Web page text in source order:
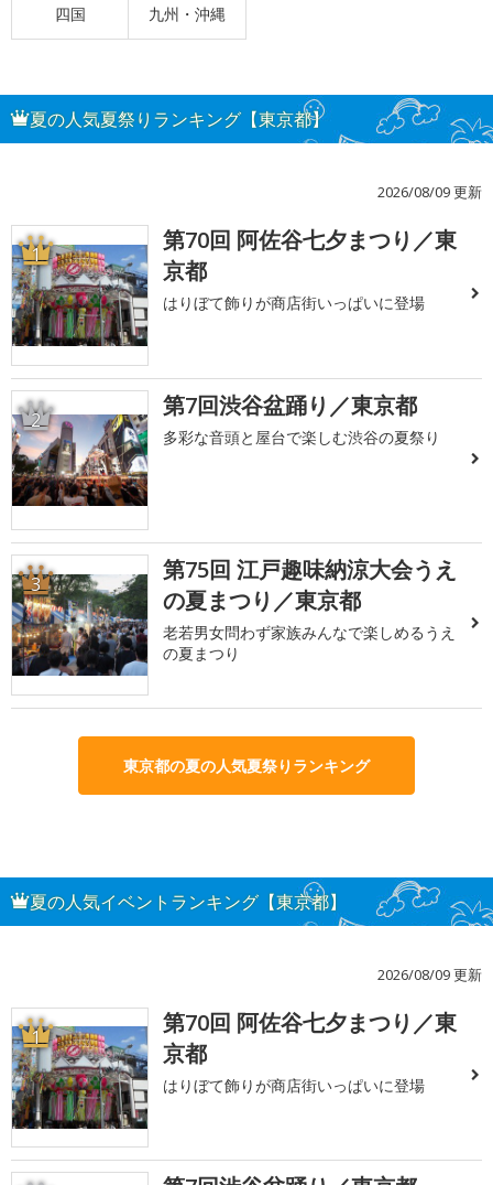
四国 九州・沖縄
夏の人気夏祭りランキング【東京都】
2026/08/09 更新
1
第70回 阿佐谷七夕まつり／東
京都
はりぼて飾りが商店街いっぱいに登場
2 第7回渋谷盆踊り／東京都
多彩な音頭と屋台で楽しむ渋谷の夏祭り
3
第75回 江戸趣味納涼大会うえ
の夏まつり／東京都
老若男女問わず家族みんなで楽しめるうえ
の夏まつり
東京都の夏の人気夏祭りランキング
夏の人気イベントランキング【東京都】
2026/08/09 更新
1
第70回 阿佐谷七夕まつり／東
京都
はりぼて飾りが商店街いっぱいに登場